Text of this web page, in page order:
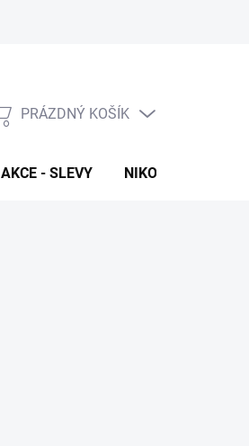
NÁKUPNÍ
PRÁZDNÝ KOŠÍK
AKCE - SLEVY NIKOTINOVÉ